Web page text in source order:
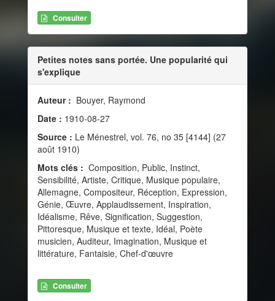
Consulter
Petites notes sans portée. Une popularité qui
s'explique
Auteur : Bouyer, Raymond
Date : 1910-08-27
Source : Le Ménestrel, vol. 76, no 35 [4144] (27
août 1910)
Mots clés : Composition, Public, Instinct,
Sensibilité, Artiste, Critique, Musique populaire,
Allemagne, Compositeur, Réception, Expression,
Génie, Œuvre, Applaudissement, Inspiration,
Idéalisme, Rêve, Signification, Suggestion,
Pittoresque, Musique et texte, Idéal, Poète
musicien, Auditeur, Imagination, Musique et
littérature, Fantaisie, Chef-d'œuvre
Consulter